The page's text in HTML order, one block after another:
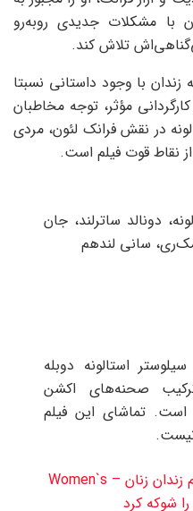
با مشکلات جدیدی روبه‌رو
تلاش کند.
زندان با وجود داستانی نسبتا
مؤثر، توجه مخاطبان
در نقش فرانک لئون، مردی
از نقاط قوت فیلم است.
دونالد ساترلند، جان
سانی لندهم
استالونه دوبله
صحنه‌های اکشن
است. تماشای این فیلم
فیلم زندان زنان – Women`s